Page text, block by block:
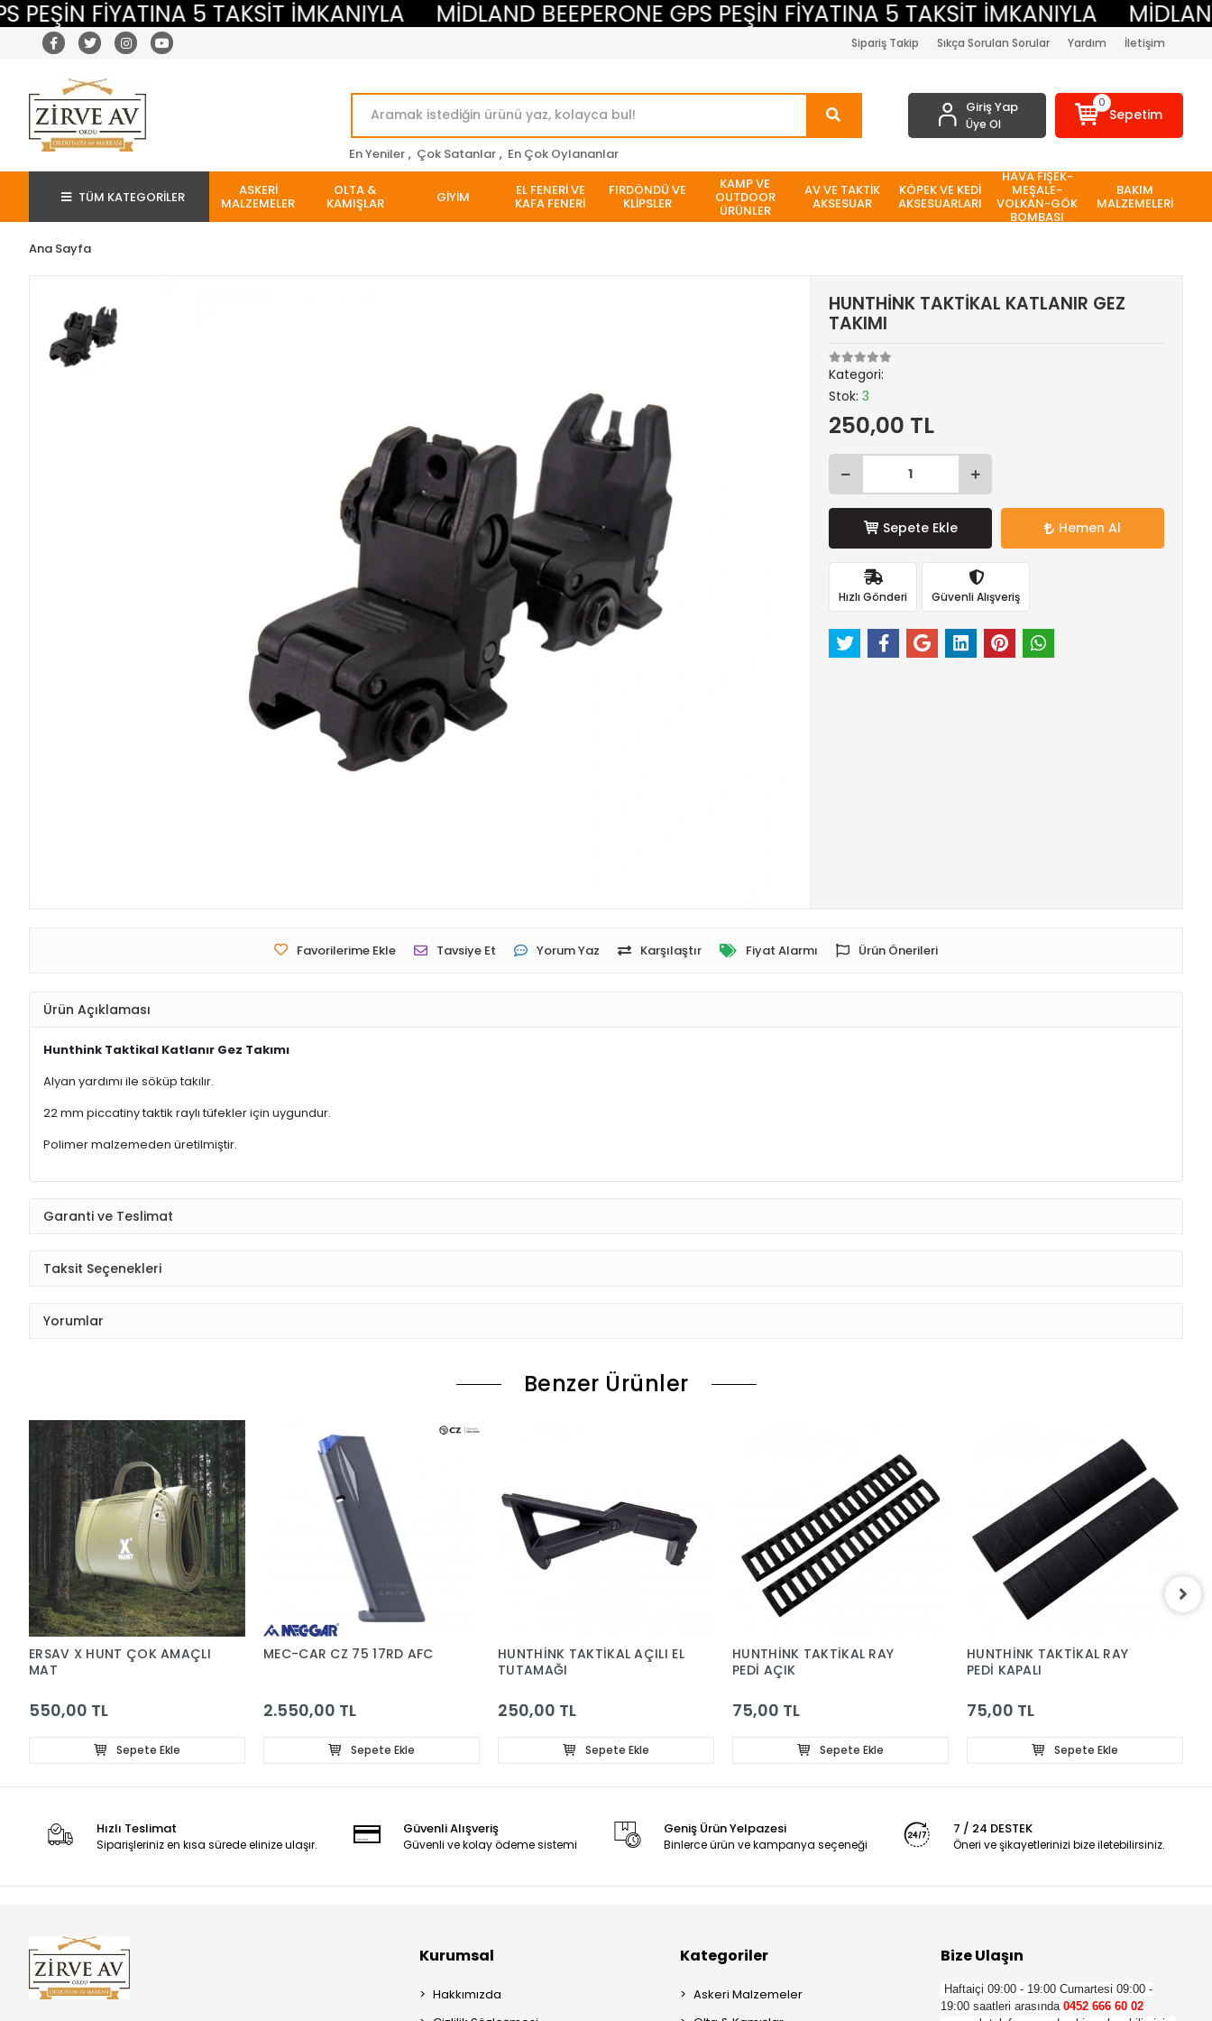
FİYATINA 5 TAKSİT İMKANIYLA MİDLAND BEEPERONE GPS PEŞİN FİYATINA 5 TAKSİT İMKANIYLA MİDLAND
Sipariş Takip Sıkça Sorulan Sorular Yardım İletişim
En Yeniler , Çok Satanlar , En Çok Oylananlar
Giriş Yap
Üye Ol
0
Sepetim
TÜM KATEGORİLER ASKERİ
MALZEMELER
OLTA &
KAMIŞLAR GİYİM EL FENERİ VE
KAFA FENERİ
FIRDÖNDÜ VE
KLİPSLER
KAMP VE
OUTDOOR
ÜRÜNLER
AV VE TAKTİK
AKSESUAR
KÖPEK VE KEDİ
AKSESUARLARI
HAVA FİŞEK-
MEŞALE-
VOLKAN-GÖK
BOMBASI
BAKIM
MALZEMELERİ
Ana Sayfa
HUNTHİNK TAKTİKAL KATLANIR GEZ
TAKIMI
Kategori:
Stok:3
250,00 TL
Sepete Ekle Hemen Al
Hızlı Gönderi Güvenli Alışveriş
Favorilerime Ekle Tavsiye Et Yorum Yaz Karşılaştır Fiyat Alarmı Ürün Önerileri
Ürün Açıklaması
Hunthink Taktikal Katlanır Gez Takımı
Alyan yardımı ile söküp takılır.
22 mm piccatiny taktik raylı tüfekler için uygundur.
Polimer malzemeden üretilmiştir.
Garanti ve Teslimat
Taksit Seçenekleri
Yorumlar
Benzer Ürünler
ERSAV X HUNT ÇOK AMAÇLI
MAT
550,00 TL
Sepete Ekle
MEC-CAR CZ 75 17RD AFC
2.550,00 TL
Sepete Ekle
HUNTHİNK TAKTİKAL AÇILI EL
TUTAMAĞI
250,00 TL
Sepete Ekle
HUNTHİNK TAKTİKAL RAY
PEDİ AÇIK
75,00 TL
Sepete Ekle
HUNTHİNK TAKTİKAL RAY
PEDİ KAPALI
75,00 TL
Sepete Ekle
Hızlı Teslimat
Siparişleriniz en kısa sürede elinize ulaşır.
Güvenli Alışveriş
Güvenli ve kolay ödeme sistemi
Geniş Ürün Yelpazesi
Binlerce ürün ve kampanya seçeneği
7 / 24 DESTEK
Öneri ve şikayetlerinizi bize iletebilirsiniz.
Kurumsal
Hakkımızda
Kategoriler
Askeri Malzemeler
Bize Ulaşın
Haftaiçi 09:00 - 19:00Cumartesi 09:00 -
19:00 saatleri arasında0452 666 60 02